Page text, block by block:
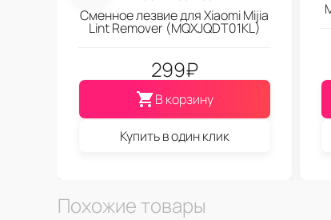
Сменное лезвие для Xiaomi Mijia
Lint Remover (MQXJQDT01KL)
299₽
В корзину
Купить в один клик
Похожие товары